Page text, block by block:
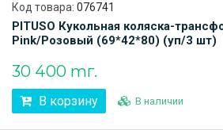
Код товара: 076741
PITUSO Кукольная коляска-
Pink/Розовый (69*42*80) (уп/3 шт)
30 400 тг.
В корзину В наличии